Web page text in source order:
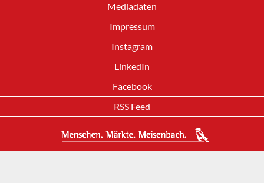
Mediadaten
Impressum
Instagram
LinkedIn
Facebook
RSS Feed